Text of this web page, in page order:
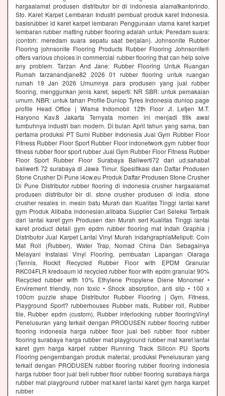
hargaalamat produsen distributor bir di indonesia alamatkantorindo.
Sto. Karet Karpet Lembaran Industri pembuat produk karet Indonesia.
basisrubber id karet karpet lembaran Penggunaan utama karet karpet
lembaran rubber matting rubber flooring adalah untuk: Peredam suara:
(contoh: meredam suara sepatu saat berjalan). Johnsonite Rubber
Flooring johnsonite Flooring Products Rubber Flooring Johnsonite®
offers various choices in commercial rubber flooring that can help solve
any problem. Tarzan And Jane: Rubber Flooring Untuk Ruangan
Rumah tarzanandjane82 2026 01 rubber flooring untuk ruangan
rumah 19 Jan 2026 Umumnya para produsen yang jual rubber
flooring, menggunkan jenis karet, seperti: NR SBR: untuk pemakaian
umum. NBR: untuk tahan Profile Dunlop Tyres Indonesia dunlop page
profile Head Office | Wisma Indomobil 12th Floor Jl. Letjen M.T.
Haryono Kav.8 Jakarta Ternyata momen ini menjadi titik awal
tumbuhnya industri ban modern. Di bulan April tahun yang sama, ban
pertama produksi PT Sumi Rubber Indonesia Jual Gym Rubber Floor
Fitness Rubber Floor Sport Rubber Floor indonetwork gym rubber floor
fitness rubber floor sport rubber Jual Gym Rubber Floor Fitness Rubber
Floor Sport Rubber Floor Surabaya Baliwerti72 dari ud.sahabat
baliwerti 72 surabaya di Jawa Timur. Spesifikasi dan Daftar Produsen
Stone Crusher Di Pune l4cw.eu Produk Daftar Produsen Stone Crusher
Di Pune Distributor rubber flooring di indonesia crusher hargaalamat
produsen distributor bir di. stone crusher produsen di india. stone
crusher resales in. mesin batu Murah dan Kualitas Tinggi lantai karet
gym Produk Alibaba indonesian.alibaba Supplier Cari Seleksi Terbaik
dari lantai karet gym Produsen dan Murah sert Kualitas Tinggi lantai
karet product detail gym epdm rubber flooring mat Indah Graphia |
Distributor Jual Karpet Lantai Vinyl Murah indahgraphiaMeliputi: Coin
Mat Roll (Rubber), Water Trap, Nomad China Dan Sebagainya
Melayani Instalasi Vinyl Flooring, pembuatan Lapangan Olaraga
(Tennis, Rockit Recycled Rubber Floor with EPDM Granular
RKC04FLR kredoaum id recycled rubber floor with epdm granular 90%
Recycled rubber with 10% Ethylene Propylene Diene Monomer •
Envirement friendly, non toxic • Shock absorption, anti slip • 100 x
100cm puzzle shape Distributor Rubber Flooring | Gym, Fitness,
Playground Sport? rubberhouses Rubber mats, Rubber roll, Rubber
tile, Rubber epdm (custom), Rubber interlocking rubber flooringVinyl
Penelusuran yang terkait dengan PRODUSEN rubber flooring rubber
flooring indonesia harga rubber floor jual beli rubber floor rubber
flooring surabaya harga rubber mat playground rubber mat karet lantai
karet gym harga karpet rubber Running Track Silicon PU Sports
Flooring pengembangan produk material, produksi Penelusuran yang
terkait dengan PRODUSEN rubber flooring rubber flooring indonesia
harga rubber floor jual beli rubber floor rubber flooring surabaya harga
rubber mat playground rubber mat karet lantai karet gym harga karpet
rubber